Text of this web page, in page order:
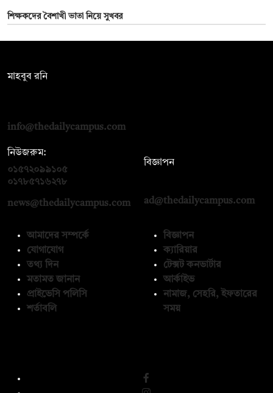
শিক্ষকদের বৈশাখী ভাতা নিয়ে সুখবর
মাহবুব রনি
info@thedailycampus.com
নিউজরুম:
০১৫৭২০৯৯১০৫
০১৭৮৫৭১৬২৭৮
news@thedailycampus.com
বিজ্ঞাপন
ad@thedailycampus.com
আমাদের সম্পর্কে
যোগাযোগ
তথ্য দিন
মতামত জানান
প্রাইভেসি পলিসি
শর্তাবলি
বিজ্ঞাপন
ক্যারিয়ার
টেক্সট কনভার্টার
আর্কাইভ
নামাজ, সেহরি, ইফতারের
সময়